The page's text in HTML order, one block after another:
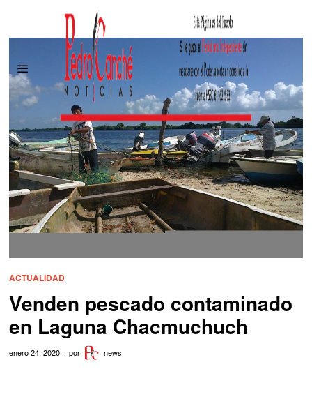
ACTUALIDAD
Venden pescado contaminado
en Laguna Chacmuchuch
enero 24, 2020 por news